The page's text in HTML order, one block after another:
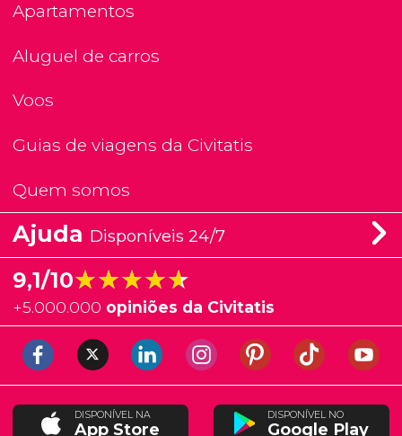
Apartamentos
Aluguel de carros
Voos
Guias de viagens da Civitatis
Quem somos
Ajuda Disponíveis 24/7
9,1/10★★★★★
★★★★★
+5.000.000 opiniões da Civitatis
DISPONÍVEL NA
App Store
DISPONÍVEL NO
Google Play